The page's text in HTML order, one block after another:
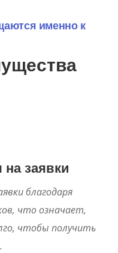
именно к
на заявки
благодаря
что означает,
чтобы получить